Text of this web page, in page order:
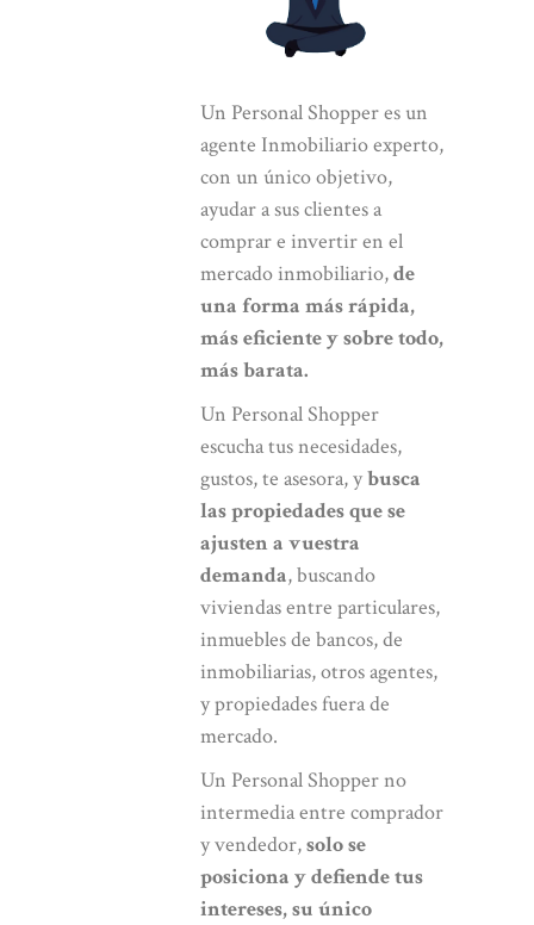
Un Personal Shopper es un
agente Inmobiliario experto,
con un único objetivo,
ayudar a sus clientes a
comprar e invertir en el
mercado inmobiliario,de
una forma más rápida,
más eficiente y sobre todo,
más barata.
Un Personal Shopper
escucha tus necesidades,
gustos, te asesora, ybusca
las propiedades que se
ajusten a vuestra
demanda, buscando
viviendas entre particulares,
inmuebles de bancos, de
inmobiliarias, otros agentes,
y propiedades fuera de
mercado.
Un Personal Shopper no
intermedia entre comprador
y vendedor,solo se
posiciona y defiende tus
intereses, su único